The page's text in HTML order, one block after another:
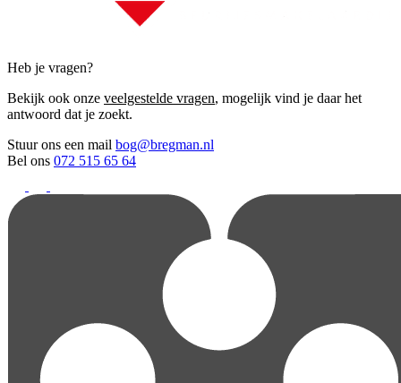
Heb je vragen?
Bekijk ook onze veelgestelde vragen, mogelijk vind je daar het
antwoord dat je zoekt.
Stuur ons een mail bog@bregman.nl
Bel ons 072 515 65 64